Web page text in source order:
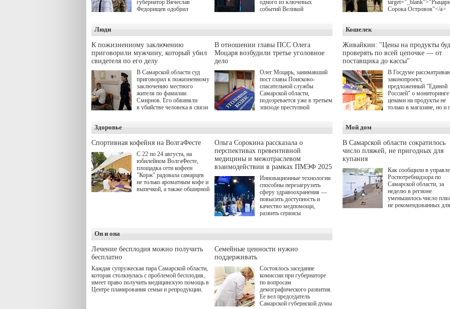
губернатор Вячеслав
Федорищев одобрил
Живайкина, направленные
на трудоустройство и более
спокойную адаптацию к
мирной жизни.
одного из ключевых
событий Великой
игре "Мир танков"
выступили "Ростелеком",
партия "Единая Россия",
игровая студия "Леста" и
target="_blank">"Рыцари
Сорока Островов"</a>
и НМГ) по мотивам
одноименного романа
Сергея Лукьяненко.
роли в проекте исполнили
Артем Кошман, Полина
Гухман, Вероника
Устимова, Олег
Святослав Рогожан,
Котрелёв, Никита
Кологривый, Елисей
Чучилин, Александра
Дмитрий Куличков и
Волкова в роли
Режиссер-постановщик
проекта — Егор
снова здравствуйте!").
Люди
К пожизненному заключению
приговорили мужчину, который убил
свидетеля по его делу
В Самарской области суд
приговорил к пожизненному
заключению местного
жителя по фамилии
Смирнов. Его обвиняли
в убийстве человека в связи
В отношении главы ПСС Олега
Моцаря возбудили третье уголовное
дело
Олег Моцарь, занимавший
пост главы Поисково-
спасательной службы
Самарской области,
подозревается уже в третьем
эпизоде преступной
а сам он находится в СИЗО.
Кошелек
Живайкин: "Цены на продукты
проверять по всей цепочке — от
поставщика до кассы"
В Госдуме
законопроект,
предложенный "Единой
Россией" о мониторинге
ценами на продукты не
только в магазине, но и
подорожания было
где именно цена "поехала"
вверх и кто её разогнал.
Здоровье
Спортивная кофейня на ВолгаФесте
С 22 по 24 августа, на
юбилейном ВолгаФесте,
площадка сети кофеен
"Корж" радовала самарцев
не только ароматным кофе и
выпечкой, а также обширной
Ольга Сорокина рассказала о
перспективах превентивной
медицины и межотраслевом
взаимодействии в рамках ПМЭФ 2025
Инновационные технологии
способны перезагрузить
сферу здравоохранения —
повысить доступность и
качество медпомощи,
развить сервисы
определенными барьерами.
К ним можно отнести
возникающие при работе с
данными пациентов. Для
более динамичного роста
проникновения инноваций в
сегмент необходимо кросс-
отраслевое взаимодействие
Мой дом
В Самарской области сократилось
число пляжей, не пригодных для
купания
Как сообщили в
Роспотребнадзора по
Самарской области, за
неделю в регионе
уменьшилось число
не рекомендованных для
Он и она
Лечение бесплодия можно получить
бесплатно
Каждая супружеская пара Самарской области,
которая столкнулась с проблемой бесплодия,
имеет право получить медицинскую помощь в
Центре планирования семьи и репродукции.
Семейные ценности нужно
поддерживать
Состоялось заседание
комиссии при губернаторе
по вопросам
демографического развития.
Ее вел председатель
Самарской губернской думы